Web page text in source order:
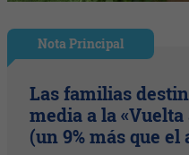
Nota Principal
Las familias
media a la
(un 9% más que el